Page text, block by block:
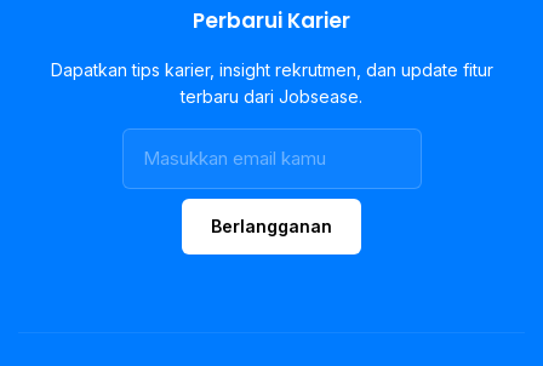
Perbarui Karier
Dapatkan tips karier, insight rekrutmen, dan update fitur
terbaru dari Jobsease.
Berlangganan